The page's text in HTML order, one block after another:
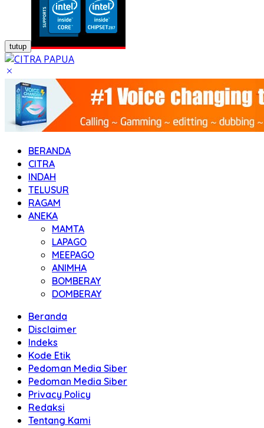
tutup
BERANDA
CITRA
INDAH
TELUSUR
RAGAM
ANEKA
MAMTA
LAPAGO
MEEPAGO
ANIMHA
BOMBERAY
DOMBERAY
Beranda
Disclaimer
Indeks
Kode Etik
Pedoman Media Siber
Pedoman Media Siber
Privacy Policy
Redaksi
Tentang Kami